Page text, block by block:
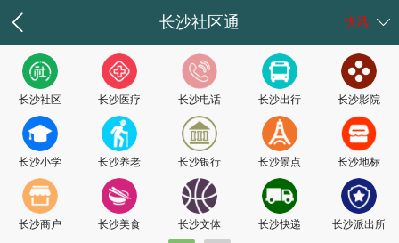
长沙社区通 快讯
长沙社区 长沙医疗 长沙电话 长沙出行 长沙影院
长沙小学 长沙养老 长沙银行 长沙景点 长沙地标
长沙商户 长沙美食 长沙文体 长沙快递 长沙派出所